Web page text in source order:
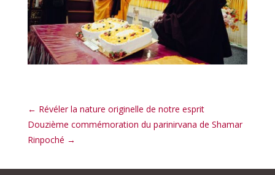
← Révéler la nature originelle de notre esprit
Douzième commémoration du parinirvana de Shamar
Rinpoché →